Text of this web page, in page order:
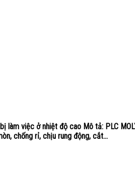
làm việc ở nhiệt độ cao Mô tả: PLC
chống rỉ, chịu rung động, cắt...